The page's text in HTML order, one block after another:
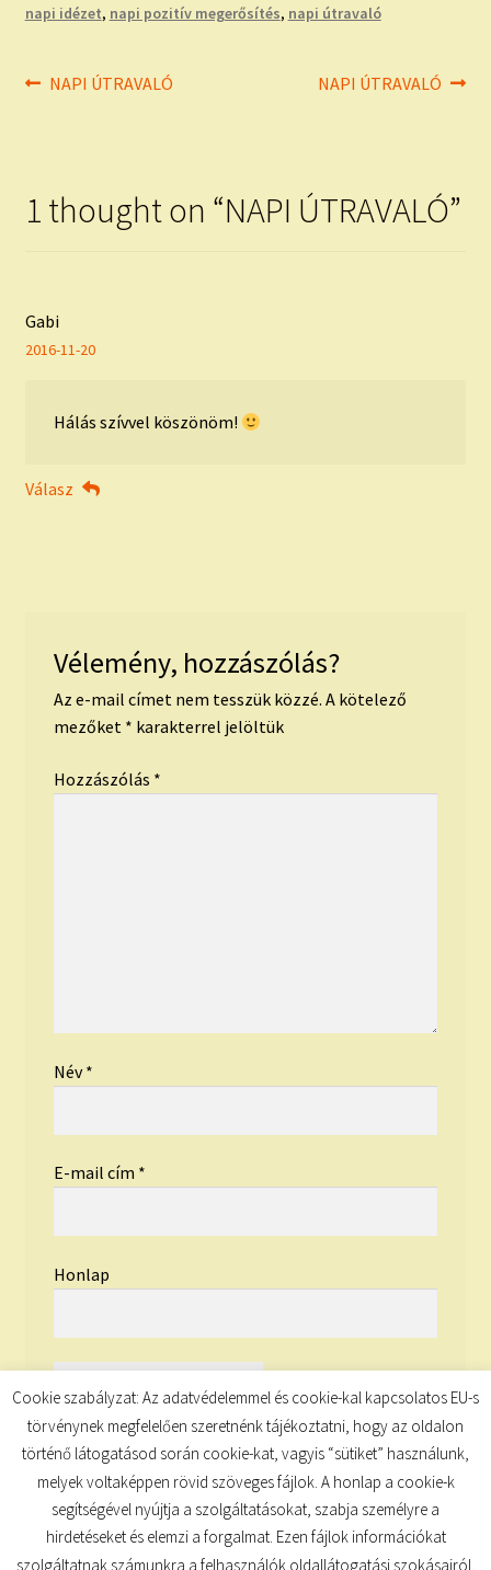
napi idézet, napi pozitív megerősítés, napi útravaló
Bejegyzés
Previous
NAPI ÚTRAVALÓ
Next
NAPI ÚTRAVALÓ
1 thought on “NAPI ÚTRAVALÓ”
Gabi
2016-11-20
Hálás szívvel köszönöm!
Válasz
Vélemény, hozzászólás?
Az e-mail címet nem tesszük közzé. A kötelező
mezőket * karakterrel jelöltük
Hozzászólás *
Név*
E-mail cím *
Honlap
Cookie szabályzat: Az adatvédelemmel és cookie-kal kapcsolatos EU-s
törvénynek megfelelően szeretnénk tájékoztatni, hogy az oldalon
történő látogatásod során cookie-kat, vagyis “sütiket” használunk,
melyek voltaképpen rövid szöveges fájlok. A honlap a cookie-k
segítségével nyújtja a szolgáltatásokat, szabja személyre a
hirdetéseket és elemzi a forgalmat. Ezen fájlok információkat
szolgáltatnak számunkra a felhasználók oldallátogatási szokásairól,